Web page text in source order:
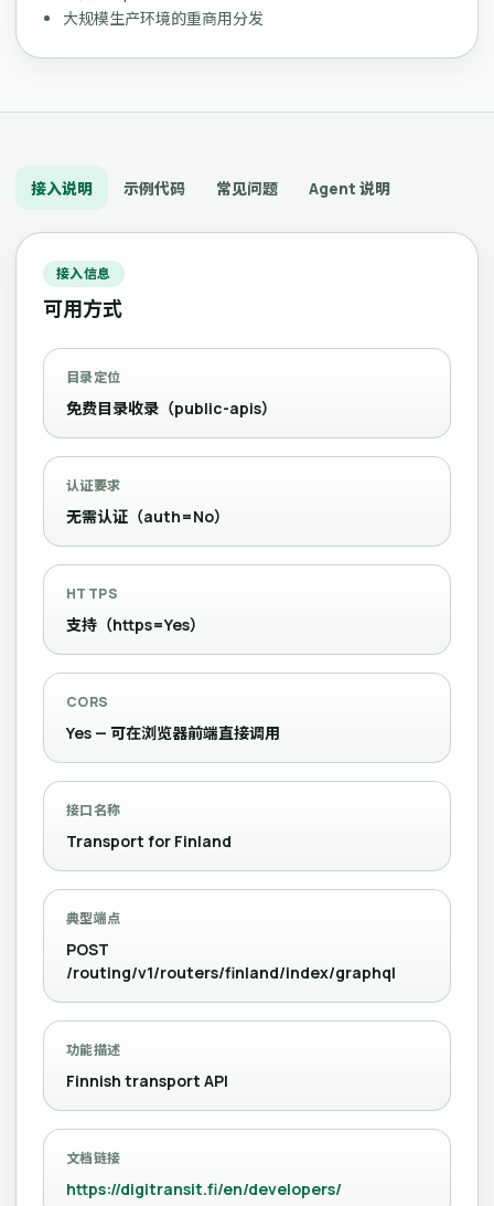
大规模生产环境的重商用分发
接入说明 示例代码 常见问题 Agent 说明
接入信息
可用方式
目录定位
免费目录收录（public-apis）
认证要求
无需认证（auth=No）
HTTPS
支持（https=Yes）
CORS
Yes — 可在浏览器前端直接调用
接口名称
Transport for Finland
典型端点
POST
/routing/v1/routers/finland/index/graphql
功能描述
Finnish transport API
文档链接
https://digitransit.fi/en/developers/